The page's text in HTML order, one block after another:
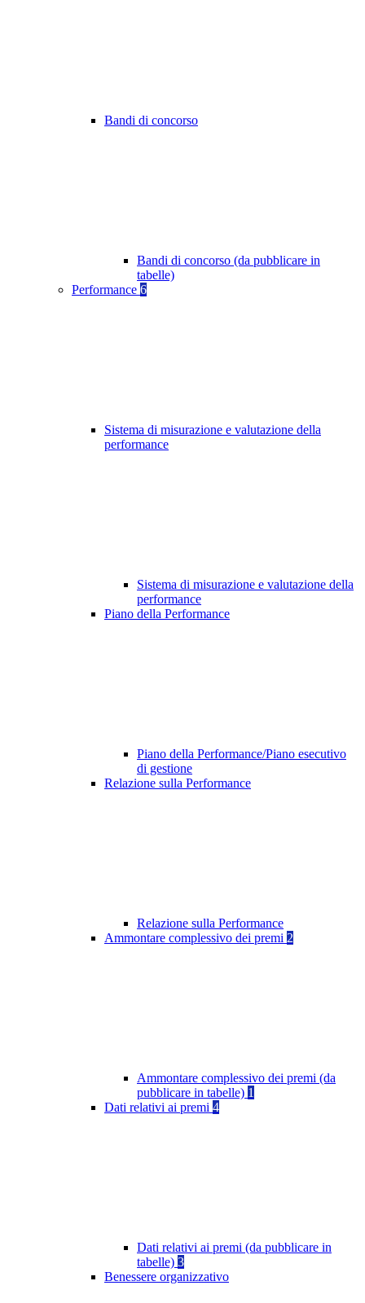
Bandi di concorso
Bandi di concorso (da pubblicare in
tabelle)
Performance 6
Sistema di misurazione e valutazione della
performance
Sistema di misurazione e valutazione della
performance
Piano della Performance
Piano della Performance/Piano esecutivo
di gestione
Relazione sulla Performance
Relazione sulla Performance
Ammontare complessivo dei premi 2
Ammontare complessivo dei premi (da
pubblicare in tabelle) 1
Dati relativi ai premi 4
Dati relativi ai premi (da pubblicare in
tabelle) 3
Benessere organizzativo